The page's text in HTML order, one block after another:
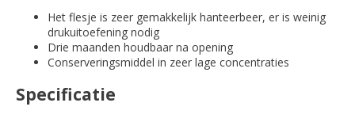
Het flesje is zeer gemakkelijk hanteerbeer, er is weinig
drukuitoefening nodig
Drie maanden houdbaar na opening
Conserveringsmiddel in zeer lage concentraties
Specificatie